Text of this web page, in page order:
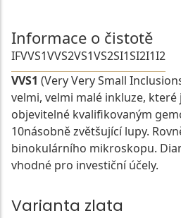
Informace o čistotě
IFVVS1VVS2VS1VS2SI1SI2I1I2
VVS1 (Very Very Small
velmi, velmi malé inkluze,
objevitelné kvalifikovaným
10násobně zvětšující lupy.
binokulárního mikroskopu.
vhodné pro investiční účely.
Varianta zlata